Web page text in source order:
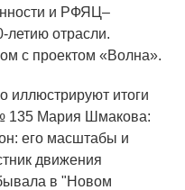
и
и РФЯЦ–
отрасли.
с проектом «Волна».
иллюстрируют итоги
135 Мария Шмакова:
его масштабы и
движения
в "Новом